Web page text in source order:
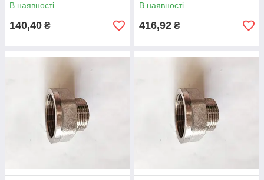
В наявності
140,40 ₴
В наявності
416,92 ₴